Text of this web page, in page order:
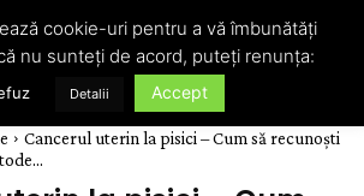
Cancerul uterin la pisici – Cum să recunoști
cookie-uri pentru a vă îmbunătăți
nu sunteți de acord, puteți renunța:
Detalii Accept